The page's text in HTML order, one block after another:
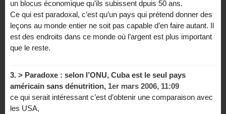
un blocus économique qu’ils subissent dpuis 50 ans.
Ce qui est paradoxal, c’est qu’un pays qui prétend donner des
leçons au monde entier ne soit pas capable d’en faire autant. Il
est des endroits dans ce monde où l’argent est plus important
que le reste.
3. > Paradoxe : selon l’ONU, Cuba est le seul pays
américain sans dénutrition, 1er mars 2006, 11:09
ce qui serait intéressant c’est d’obtenir une comparaison avec
les USA,